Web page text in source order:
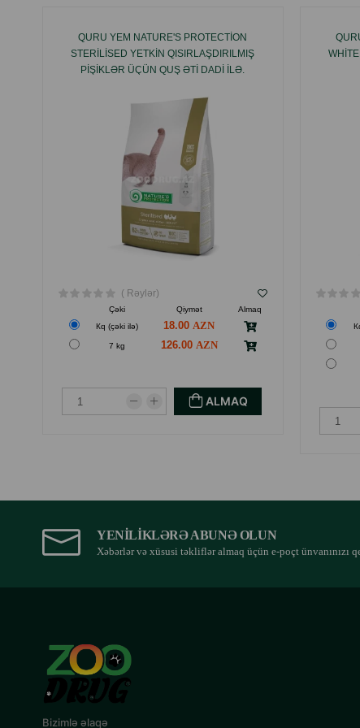
QURU YEM NATURE'S PROTECTION
STERILISED YETKIN QISIRLAŞDIRILMIŞ
PIŞIKLƏR ÜÇÜN QUŞ ƏTI DADI ILƏ.
( Rəylər)
Çəki Qiymət
Almaq
Кq (çəki ilə)
18.00
7 kg 126.00
ALMAQ
YENILIKLƏRƏ ABUNƏ OLUN
Xəbərlər və xüsusi təkliflər almaq üçün e-poçt ünvanınızı
Bizimlə əlaqə